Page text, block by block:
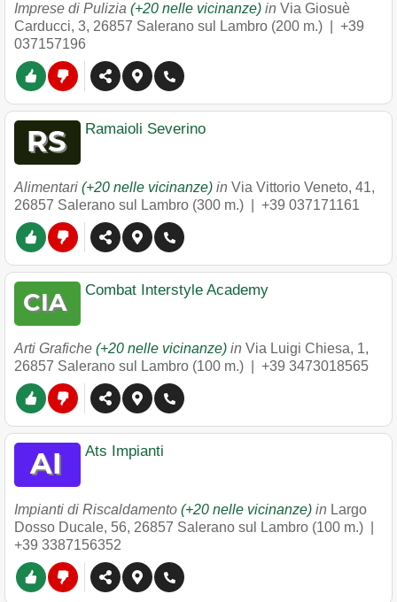
Imprese di Pulizia (+20 nelle vicinanze) in Via Giosuè
Carducci, 3, 26857 Salerano sul Lambro (200 m.) | +39
037157196
Ramaioli Severino
Alimentari (+20 nelle vicinanze) in Via Vittorio Veneto, 41,
26857 Salerano sul Lambro (300 m.) | +39 037171161
Combat Interstyle Academy
Arti Grafiche (+20 nelle vicinanze) in Via Luigi Chiesa, 1,
26857 Salerano sul Lambro (100 m.) | +39 3473018565
Ats Impianti
Impianti di Riscaldamento (+20 nelle vicinanze) in Largo
Dosso Ducale, 56, 26857 Salerano sul Lambro (100 m.) |
+39 3387156352